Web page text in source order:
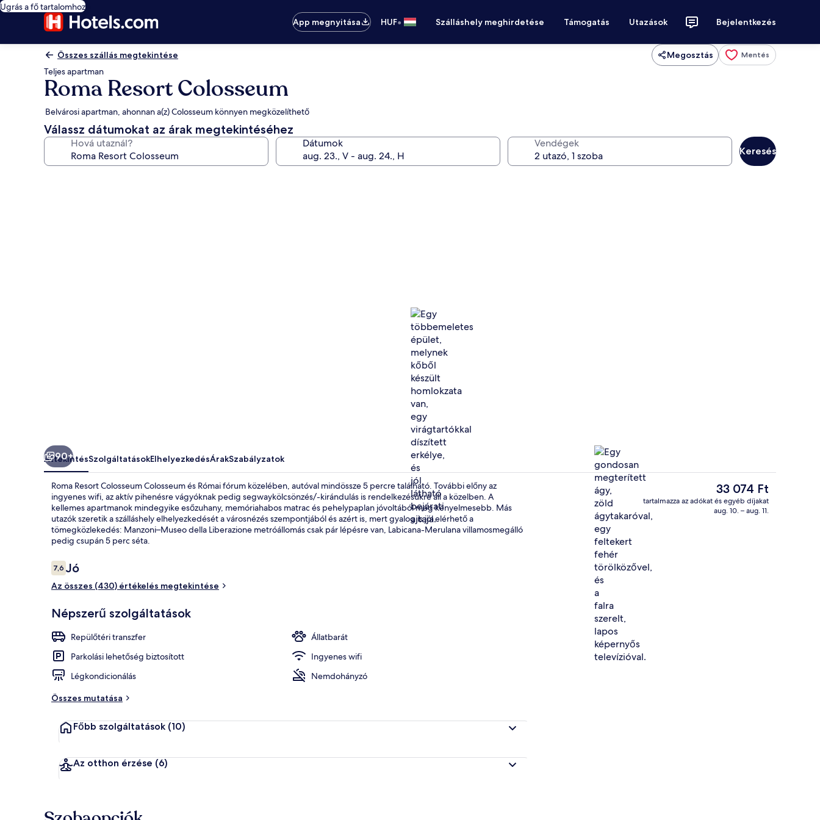
Ugrás a fő tartalomhoz
App megnyitása
HUF• Szálláshely meghirdetése Támogatás Utazások Bejelentkezés
Összes szállás megtekintése Megosztás Mentés
Teljes apartman
Roma Resort Colosseum
Belvárosi apartman, ahonnan a(z) Colosseum könnyen megközelíthető
Válassz dátumokat az árak megtekintéséhez
Hová utaznál? Dátumok Vendégek
Keresés
Prémium ágynemű, pehelypaplan,
90+
ÁttekintésSzolgáltatásokElhelyezkedésÁrakSzabályzatok
Roma Resort Colosseum Colosseum és Római fórum közelében, autóval mindössze 5 percre található. További előny az
ingyenes wifi, az aktív pihenésre vágyóknak pedig segwaykölcsönzés/-kirándulás is rendelkezésükre áll a közelben. A
kellemes apartmanok mindegyike esőzuhany, memóriahabos matrac és pehelypaplan jóvoltából még kényelmesebb. Más
utazók szeretik a szálláshely elhelyezkedését a városnézés szempontjából és azért is, mert gyalog is jól elérhető a
tömegközlekedés: Manzoni–Museo della Liberazione metróállomás csak pár lépésre van, Labicana-Merulana villamosmegálló
pedig csupán 5 perc séta.
Értékelések
7,67,6 ennyiből: 10
Jó
Az összes (430) értékelés megtekintése
Népszerű szolgáltatások
Repülőtéri transzfer
Állatbarát
Parkolási lehetőség biztosított
Ingyenes wifi
Légkondicionálás
Nemdohányzó
Összes mutatása
Főbb szolgáltatások (10)
Az otthon érzése (6)
A
jelenlegi
ár
33 074 Ft
tartalmazza az adókat és egyéb díjakat
aug. 10. – aug. 11.